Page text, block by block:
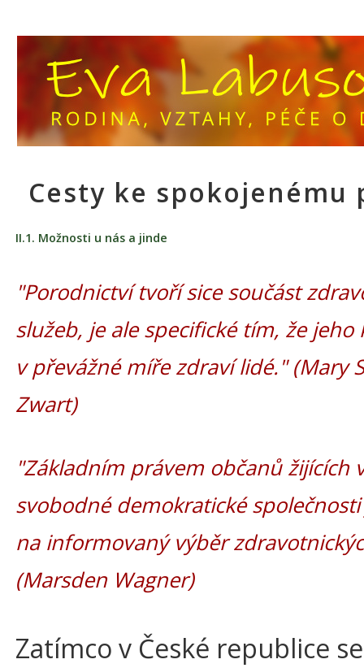
Cesty ke spokojenému
II.1. Možnosti u nás a jinde
"Porodnictví tvoří sice součást
služeb, je ale specifické tím, že jeho
v převážné míře zdraví lidé." (Mary
Zwart)
"Základním právem občanů žijících
svobodné demokratické
na informovaný výběr
(Marsden Wagner)
Zatímco v České republice se